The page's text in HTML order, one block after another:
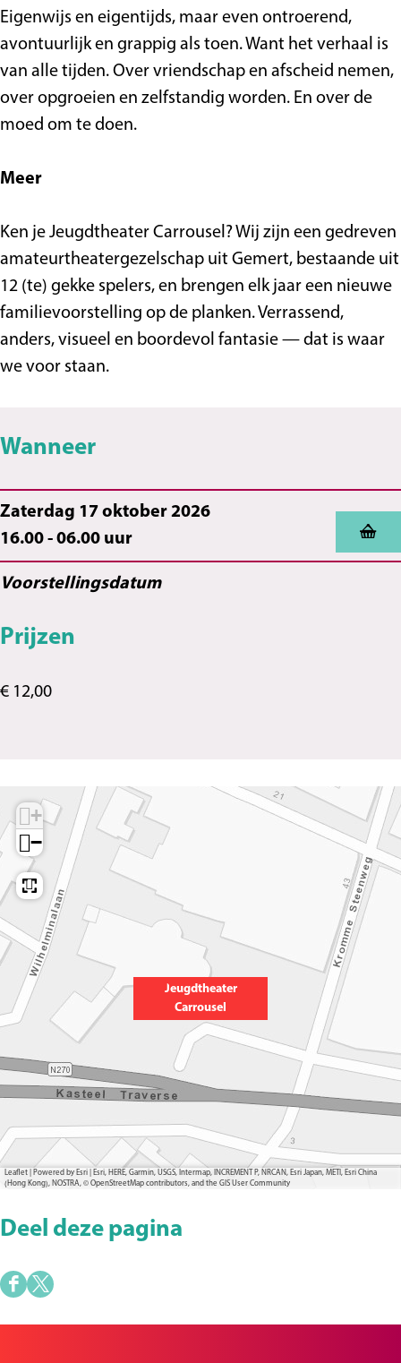
a
r
r
o
u
r
C
a
r
r
e
l
e
r
C
a
r
s
e
l
a
r
r
o
u
t
e
r
C
a
u
s
e
l
t
S
p
e
e
h
i
s
S
p
e
e
l
s
e
t
S
p
e
u
i
s
u
i
s
Eigenwijs en eigentijds, maar even ontroerend,
avontuurlijk en grappig als toen. Want het verhaal is
van alle tijden. Over vriendschap en afscheid nemen,
over opgroeien en zelfstandig worden. En over de
moed om te doen.
Meer
Ken je Jeugdtheater Carrousel? Wij zijn een gedreven
amateurtheatergezelschap uit Gemert, bestaande uit
12 (te) gekke spelers, en brengen elk jaar een nieuwe
familievoorstelling op de planken. Verrassend,
anders, visueel en boordevol fantasie — dat is waar
we voor staan.
Wanneer
Zaterdag 17 oktober 2026
16.00 - 06.00 uur
Voorstellingsdatum
Prijzen
€ 12,00
Jeugdtheater
Carrousel
+
−
Leaflet
Powered by Esri | Esri, HERE, Garmin, USGS, Intermap, INCREMENT P, NRCAN, Esri Japan, METI, Esri China
(Hong Kong), NOSTRA, © OpenStreetMap contributors, and the GIS User Community
Deel deze pagina
D
e
D
e